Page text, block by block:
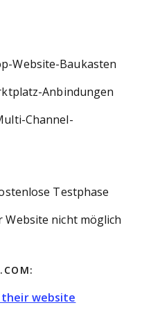
Website-Baukasten
Anbindungen
Channel-
Testphase
Website nicht möglich
their website